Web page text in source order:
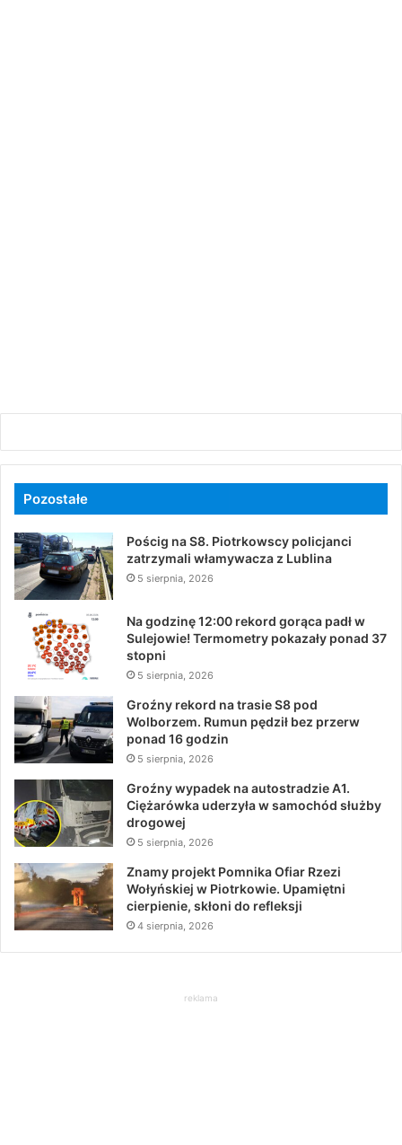
Pozostałe
Pościg na S8. Piotrkowscy policjanci
zatrzymali włamywacza z Lublina
5 sierpnia, 2026
Na godzinę 12:00 rekord gorąca padł w
Sulejowie! Termometry pokazały ponad 37
stopni
5 sierpnia, 2026
Groźny rekord na trasie S8 pod
Wolborzem. Rumun pędził bez przerw
ponad 16 godzin
5 sierpnia, 2026
Groźny wypadek na autostradzie A1.
Ciężarówka uderzyła w samochód służby
drogowej
5 sierpnia, 2026
Znamy projekt Pomnika Ofiar Rzezi
Wołyńskiej w Piotrkowie. Upamiętni
cierpienie, skłoni do refleksji
4 sierpnia, 2026
reklama